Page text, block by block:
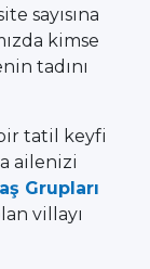
sayısına
kimse
tadını
tatil keyfi
ailenizi
Grupları
villayı